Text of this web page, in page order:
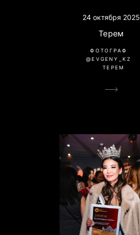
24 октября 2025
Терем
ФОТОГРАФ
@EVGENY_KZ
ТЕРЕМ